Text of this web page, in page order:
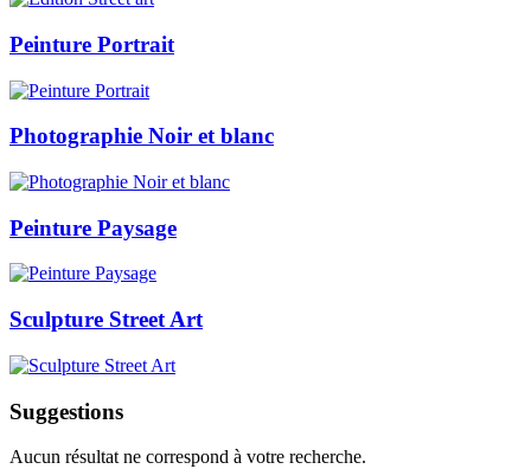
Peinture Portrait
Photographie Noir et blanc
Peinture Paysage
Sculpture Street Art
Suggestions
Aucun résultat ne correspond à votre recherche.